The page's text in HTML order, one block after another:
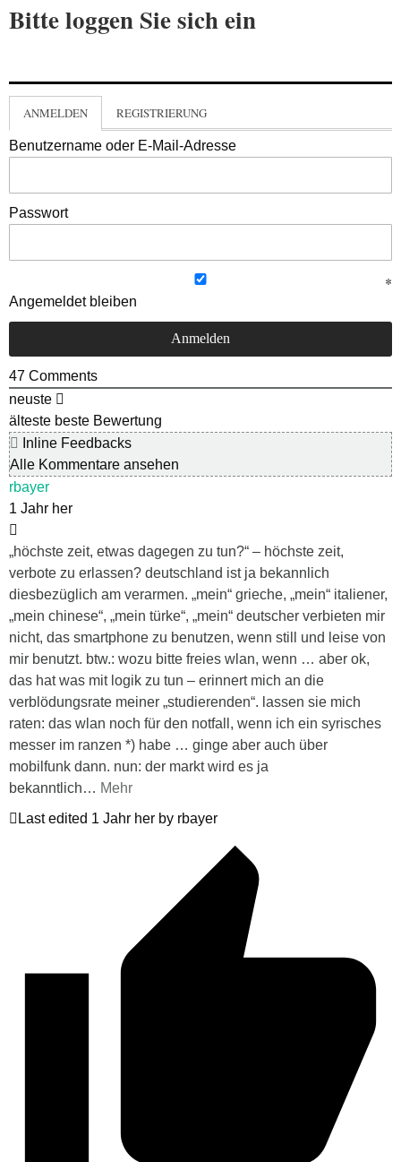
Bitte loggen Sie sich ein
ANMELDEN REGISTRIERUNG
Benutzername oder E-Mail-Adresse
Passwort
Angemeldet bleiben
47 Comments
neuste
älteste beste Bewertung
Inline Feedbacks
Alle Kommentare ansehen
rbayer
1 Jahr her
„höchste zeit, etwas dagegen zu tun?“ – höchste zeit,
verbote zu erlassen? deutschland ist ja bekannlich
diesbezüglich am verarmen. „mein“ grieche, „mein“ italiener,
„mein chinese“, „mein türke“, „mein“ deutscher verbieten mir
nicht, das smartphone zu benutzen, wenn still und leise von
mir benutzt. btw.: wozu bitte freies wlan, wenn … aber ok,
das hat was mit logik zu tun – erinnert mich an die
verblödungsrate meiner „studierenden“. lassen sie mich
raten: das wlan noch für den notfall, wenn ich ein syrisches
messer im ranzen *) habe … ginge aber auch über
mobilfunk dann. nun: der markt wird es ja
bekanntlich… Mehr
Last edited 1 Jahr her by rbayer